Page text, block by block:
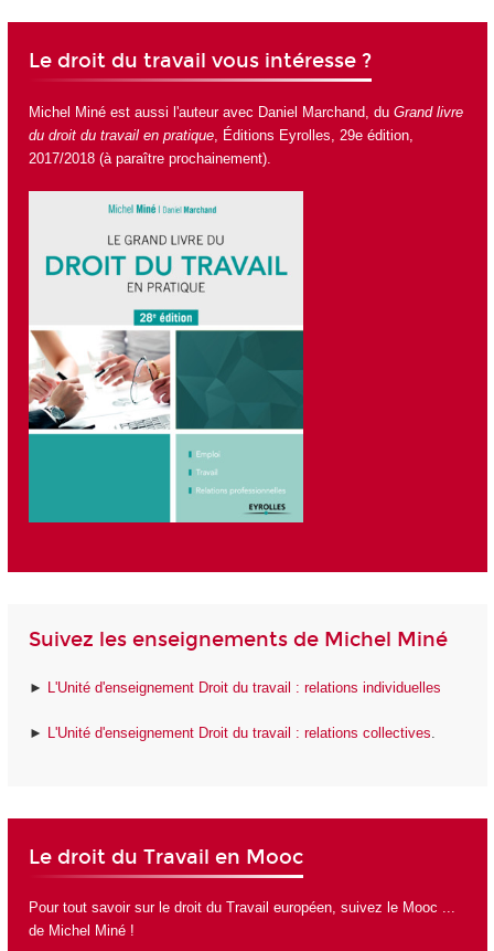
Le droit du travail vous intéresse ?
Michel Miné est aussi l'auteur avec Daniel Marchand, du Grand livre
du droit du travail en pratique, Éditions Eyrolles, 29eédition,
2017/2018 (à paraître prochainement).
Suivez les enseignements de Michel Miné
► L'Unité d'enseignement Droit du travail : relations individuelles
► L'Unité d'enseignement Droit du travail : relations collectives
Le droit du Travail en Mooc
Pour tout savoir sur le droit du Travail européen, suivez le Mooc ...
de Michel Miné !